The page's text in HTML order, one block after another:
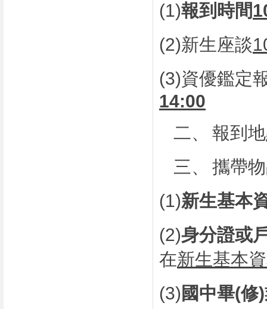
(1)報到時間
(2)新生座談
(3)資優鑑定
14:00
二、
報到
三、
攜帶
(1)新生基本
(2)身分證或
在新生基本
(3) 國中畢(修)